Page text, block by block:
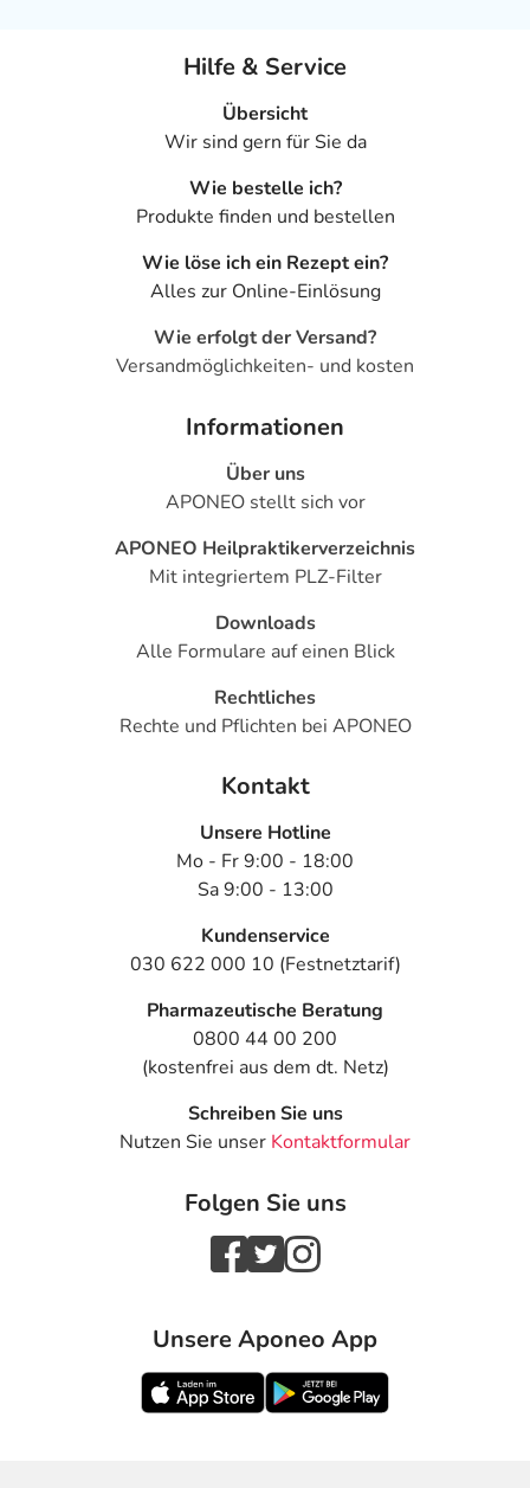
Hilfe & Service
Übersicht
Wir sind gern für Sie da
Wie bestelle ich?
Produkte finden und bestellen
Wie löse ich ein Rezept ein?
Alles zur Online-Einlösung
Wie erfolgt der Versand?
Versandmöglichkeiten- und kosten
Informationen
Über uns
APONEO stellt sich vor
APONEO Heilpraktikerverzeichnis
Mit integriertem PLZ-Filter
Downloads
Alle Formulare auf einen Blick
Rechtliches
Rechte und Pflichten bei APONEO
Kontakt
Unsere Hotline
Mo - Fr 9:00 - 18:00
Sa 9:00 - 13:00
Kundenservice
030 622 000 10 (Festnetztarif)
Pharmazeutische Beratung
0800 44 00 200
(kostenfrei aus dem dt. Netz)
Schreiben Sie uns
Nutzen Sie unser Kontaktformular
Folgen Sie uns
Unsere Aponeo App